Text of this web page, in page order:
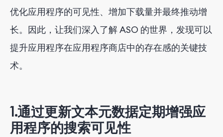
优化应用程序的可见性、增加下载量并最终推动增
长。因此，让我们深入了解 ASO 的世界，发现可以
提升应用程序在应用程序商店中的存在感的关键技
术。
1.通过更新文本元数据定期增强应
用程序的搜索可见性